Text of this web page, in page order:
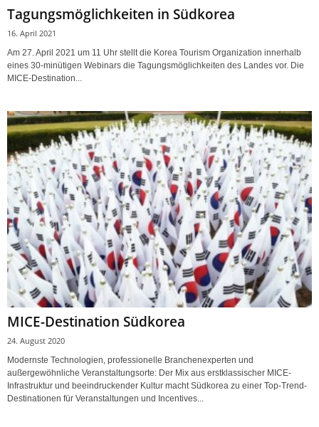
Tagungsmöglichkeiten in Südkorea
16. April 2021
Am 27. April 2021 um 11 Uhr stellt die Korea Tourism Organization innerhalb
eines 30-minütigen Webinars die Tagungsmöglichkeiten des Landes vor. Die
MICE-Destination...
MICE-Destination Südkorea
24. August 2020
Modernste Technologien, professionelle Branchenexperten und
außergewöhnliche Veranstaltungsorte: Der Mix aus erstklassischer MICE-
Infrastruktur und beeindruckender Kultur macht Südkorea zu einer Top-Trend-
Destinationen für Veranstaltungen und Incentives...